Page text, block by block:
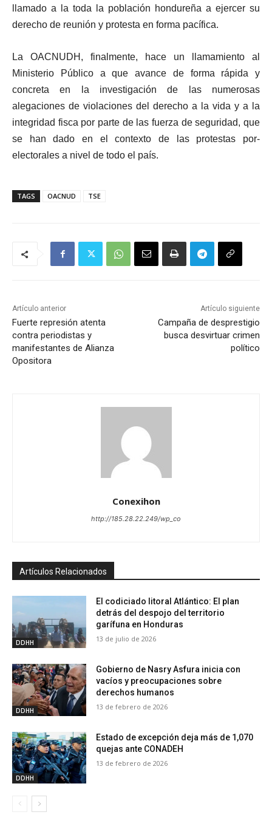
llamado a la toda la población hondureña a ejercer su
derecho de reunión y protesta en forma pacífica.
La OACNUDH, finalmente, hace un llamamiento al
Ministerio Público a que avance de forma rápida y
concreta en la investigación de las numerosas
alegaciones de violaciones del derecho a la vida y a la
integridad fisca por parte de las fuerza de seguridad, que
se han dado en el contexto de las protestas por-
electorales a nivel de todo el país.
TAGS OACNUD TSE
Artículo anterior
Fuerte represión atenta
contra periodistas y
manifestantes de Alianza
Opositora
Artículo siguiente
Campaña de desprestigio
busca desvirtuar crimen
político
Conexihon
http://185.28.22.249/wp_co
Artículos Relacionados
DDHH
El codiciado litoral Atlántico: El plan
detrás del despojo del territorio
garífuna en Honduras
13 de julio de 2026
DDHH
Gobierno de Nasry Asfura inicia con
vacíos y preocupaciones sobre
derechos humanos
13 de febrero de 2026
DDHH
Estado de excepción deja más de 1,070
quejas ante CONADEH
13 de febrero de 2026